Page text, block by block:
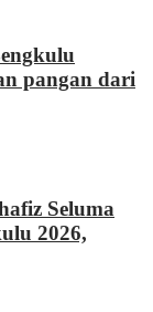
pangan dari
Seluma
2026,